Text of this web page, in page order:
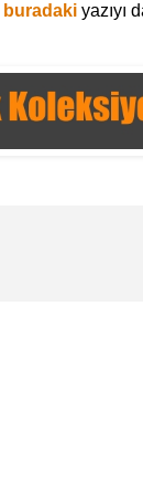
buradaki yazıyı